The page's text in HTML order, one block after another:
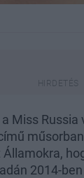
Miss
2014-